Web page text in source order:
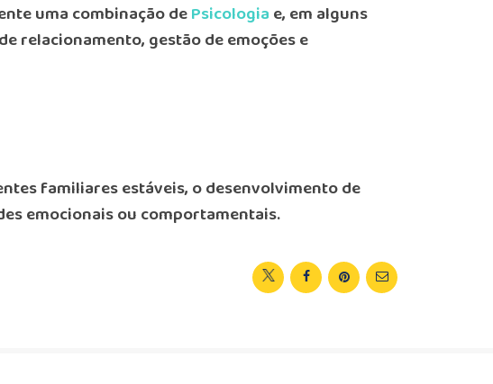
uma combinação dePsicologia e, em alguns
relacionamento, gestão de emoções e
familiares estáveis, o desenvolvimento de
emocionais ou comportamentais.